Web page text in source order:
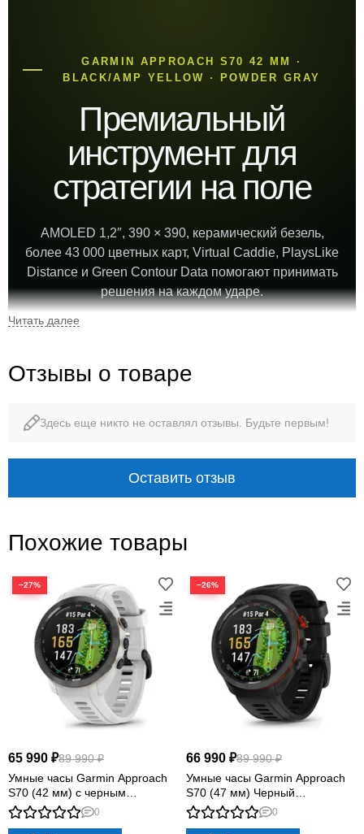
GARMIN APPROACH S70 42 ММ ·
BLACK/AMP YELLOW · POWDER GRAY
Премиальный
инструмент для
стратегии на поле
AMOLED 1,2″, 390 × 390, керамический безель,
более 43 000 цветных карт, Virtual Caddie, PlaysLike
Distance и Green Contour Data помогают принимать
решения на каждом ударе.
ПОЛЕ · СТРАТЕГИЯ · СТАТИСТИКА
Garmin Approach S70 42 мм:
дистанции и решения на
запястье
и статистика раунда дополняются спортивными и
повседневными функциями.
Отзывы о товаре
Здесь еще никто не оставлял отзывы. Будьте первым!
Оставить отзыв
Похожие товары
−27%
65 990 ₽89 990 ₽
Умные часы Garmin Approach
S70 (42 мм) с черным
керамическим безелем и
белым ремешком
0
−26%
66 990 ₽89 990 ₽
Умные часы Garmin Approach
S70 (47 мм) Черный
керамический безель с черным
силиконовым ремешком
0